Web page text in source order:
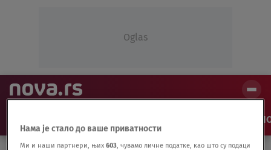
Oglas
Нама је стало до ваше приватности
Ми и наши партнери, њих603 , чувамо личне податке, као што су подаци